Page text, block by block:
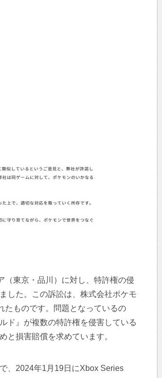
（東京・品川）に対し、特許権の侵
した。この訴訟は、株式会社ポケモ
たものです。問題となっているの
ド』が複数の特許権を侵害している
と損害賠償を求めています。
、2024年1月19日にXbox Series